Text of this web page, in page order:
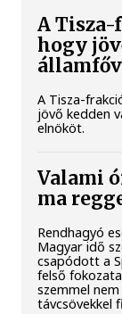
A
hogy
A Tisza-
jövő kedden
elnököt.
Valami
ma
Rendhagyó
Magyar idő
csapódott a
felső
szemmel
távcsövekkel